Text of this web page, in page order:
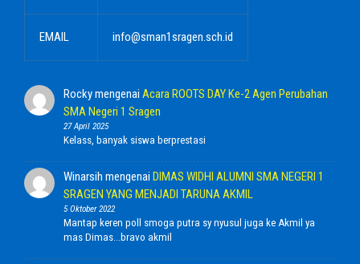
EMAIL info@sman1sragen.sch.id
Rockymengenai Acara ROOTS DAY Ke-2 Agen Perubahan
SMA Negeri 1 Sragen
27 April 2025
Kelass, banyak siswa berprestasi
Winarsih mengenai DIMAS WIDHI ALUMNI SMA NEGERI 1
SRAGEN YANG MENJADI TARUNA AKMIL
5 Oktober 2022
Mantap keren poll smoga putra sy nyusul juga ke Akmil ya
mas Dimas...bravo akmil